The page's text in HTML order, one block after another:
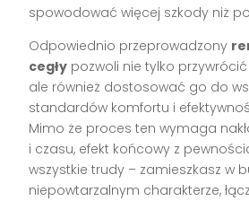
spowodować więcej szkody niż
Odpowiednio przeprowadzony
cegły pozwoli nie tylko
ale również dostosować go do
standardów komfortu i
Mimo że proces ten wymaga
i czasu, efekt końcowy z
wszystkie trudy – zamieszkasz w
niepowtarzalnym charakterze,